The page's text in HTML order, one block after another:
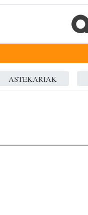
ASTEKARIAK